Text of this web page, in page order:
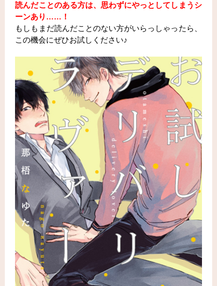
読んだことのある方は、思わずにやっとしてしまうシ
ーンあり……！
もしもまだ読んだことのない方がいらっしゃったら、
この機会にぜひお試しください♪